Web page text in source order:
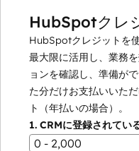
HubSpotクレ
HubSpotクレジットを
最大限に活用し、業務
ョンを確認し、準備が
た分だけお支払いいただ
ト（年払いの場合）。
1. CRMに登録されてい
0 - 2,000